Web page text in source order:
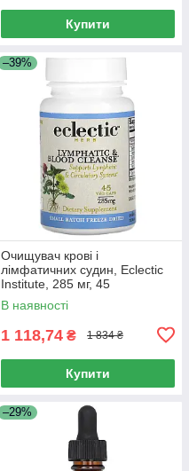
Купити
–39%
Очищувач крові і
лімфатичних судин, Eclectic
Institute, 285 мг, 45
вегетаріанських капсул
В наявності
1 118,74 ₴ 1 834 ₴
Купити
–29%